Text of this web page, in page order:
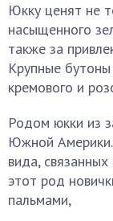
Юкку ценят не
насыщенного
также за
Крупные
кремового и
Родом юкки из
Южной
вида,
этот род
пальмами,